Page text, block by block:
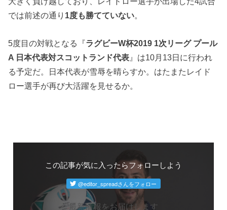
では前述の通り 1度も勝てていない。
5度目の対戦となる『ラグビーW杯2019 1次リーグ プール
A 日本代表対スコットランド代表 』は10月13日に行われ
る予定だ。日本代表が雪辱を晴らすか。はたまたレイド
ロー選手が再び大活躍を見せるか。
この記事が気に入ったらフォローしよう
最新情報をお届けします